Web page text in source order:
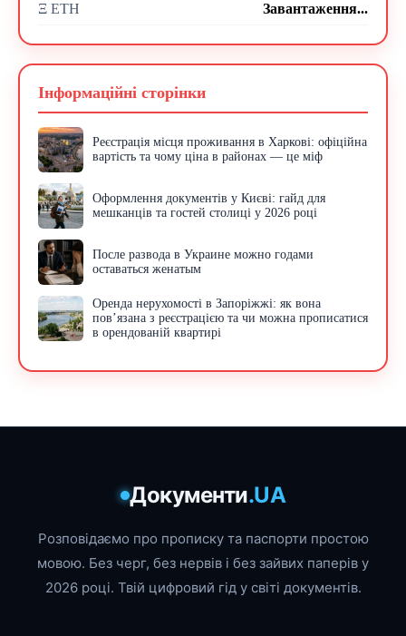
Ξ ETH Завантаження...
Інформаційні сторінки
Реєстрація місця проживання в Харкові: офіційна
вартість та чому ціна в районах — це міф
Оформлення документів у Києві: гайд для
мешканців та гостей столиці у 2026 році
После развода в Украине можно годами
оставаться женатым
Оренда нерухомості в Запоріжжі: як вона
пов’язана з реєстрацією та чи можна прописатися
в орендованій квартирі
Документи.UA
Розповідаємо про прописку та паспорти простою
мовою. Без черг, без нервів і без зайвих паперів у
2026 році. Твій цифровий гід у світі документів.